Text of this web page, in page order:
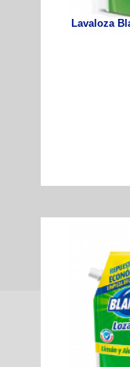
Lavaloza